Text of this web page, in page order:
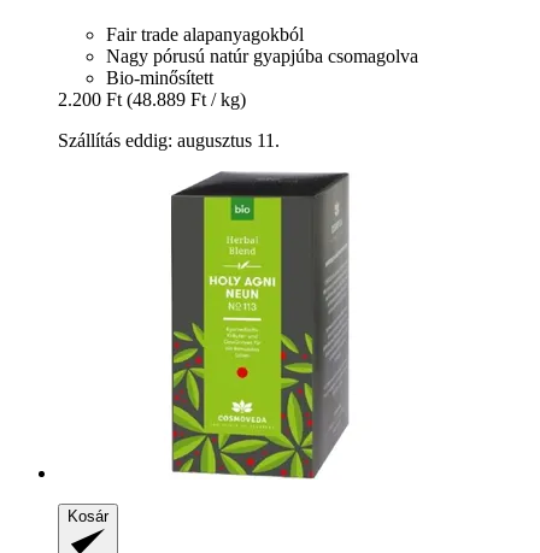
Fair trade alapanyagokból
Nagy pórusú natúr gyapjúba csomagolva
Bio-minősített
2.200 Ft (48.889 Ft / kg)
Szállítás eddig: augusztus 11.
Kosár